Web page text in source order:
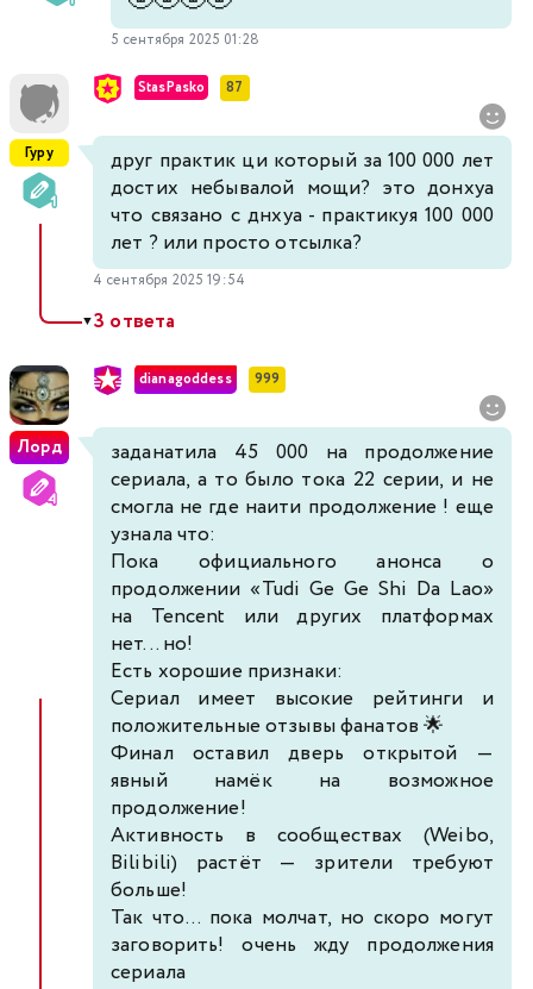
5 сентября 2025 01:28
Гуру
StasPasko 87
друг практик ци который за 100 000 лет
достих небывалой мощи? это донхуа
что связано с днхуа - практикуя 100 000
лет ? или просто отсылка?
4 сентября 2025 19:54
▼3 ответа
Лорд
dianagoddess 999
заданатила 45 000 на продолжение
сериала, а то было тока 22 серии, и не
смогла не где наити продолжение ! еще
узнала что:
Пока официального анонса о
продолжении «Tudi Ge Ge Shi Da Lao»
на Tencent или других платформах
нет... но!
Есть хорошие признаки:
Сериал имеет высокие рейтинги и
положительные отзывы фанатов 🌟
Финал оставил дверь открытой —
явный намёк на возможное
продолжение!
Активность в сообществах (Weibo,
Bilibili) растёт — зрители требуют
больше!
Так что… пока молчат, но скоро могут
заговорить! очень жду продолжения
сериала